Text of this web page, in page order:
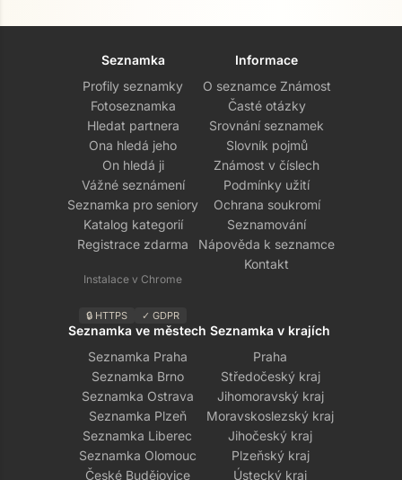
Seznamka
Profily seznamky
Fotoseznamka
Hledat partnera
Ona hledá jeho
On hledá ji
Vážné seznámení
Seznamka pro seniory
Katalog kategorií
Registrace zdarma
Instalace v Chrome
🔒 HTTPS ✓ GDPR
Informace
O seznamce Známost
Časté otázky
Srovnání seznamek
Slovník pojmů
Známost v číslech
Podmínky užití
Ochrana soukromí
Seznamování
Nápověda k seznamce
Kontakt
Seznamka ve městech
Seznamka Praha
Seznamka Brno
Seznamka Ostrava
Seznamka Plzeň
Seznamka Liberec
Seznamka Olomouc
České Budějovice
Seznamka v krajích
Praha
Středočeský kraj
Jihomoravský kraj
Moravskoslezský kraj
Jihočeský kraj
Plzeňský kraj
Ústecký kraj